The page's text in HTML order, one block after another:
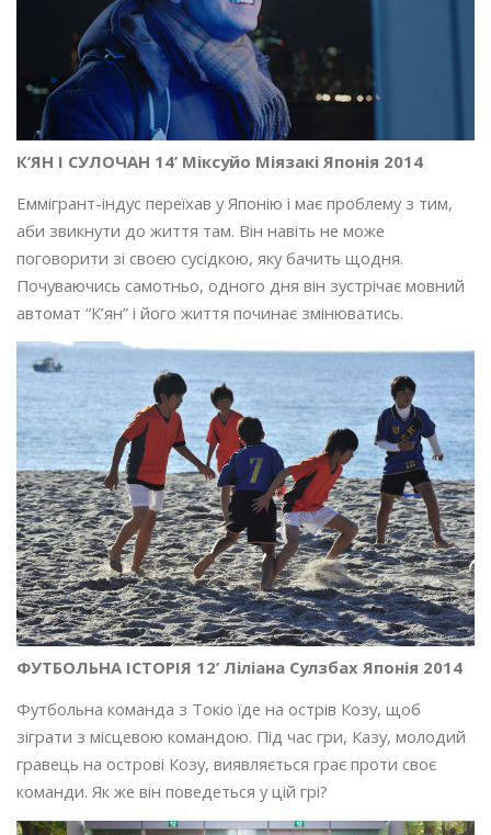
К’ЯН І СУЛОЧАН 14’ Міксуйо Міязакі Японія 2014
Еммігрант-індус переїхав у Японію і має проблему з тим,
аби звикнути до життя там. Він навіть не може
поговорити зі своєю сусідкою, яку бачить щодня.
Почуваючись самотньо, одного дня він зустрічає мовний
автомат “К’ян” і його життя починає змінюватись.
ФУТБОЛЬНА ІСТОРІЯ 12’ Ліліана Сулзбах Японія 2014
Футбольна команда з Токіо їде на острів Козу, щоб
зіграти з місцевою командою. Під час гри, Казу, молодий
гравець на острові Козу, виявляється грає проти своє
команди. Як же він поведеться у цій грі?